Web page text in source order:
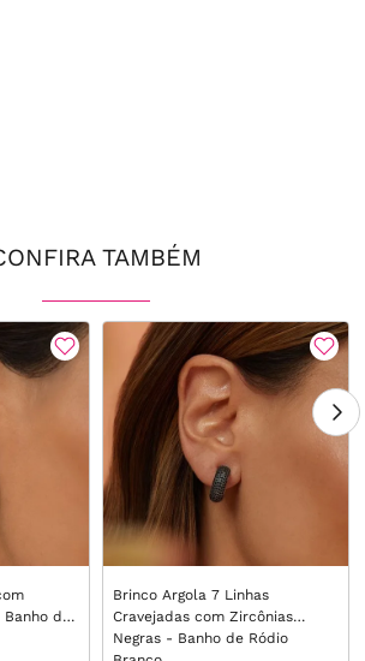
TAMBÉM
de
Brinco Argola 7 Linhas
Cravejadas com Zircônias
Negras - Banho de Ródio